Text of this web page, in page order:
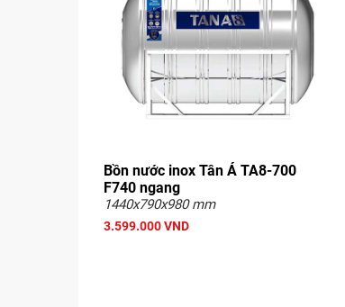
Bồn nước inox Tân Á TA8-700
F740 ngang
1440x790x980 mm
3.599.000 VND